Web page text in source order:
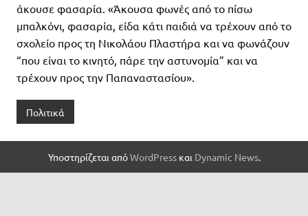
άκουσε φασαρία. «Άκουσα φωνές από το πίσω
μπαλκόνι, φασαρία, είδα κάτι παιδιά να τρέχουν από το
σχολείο προς τη Νικολάου Πλαστήρα και να φωνάζουν
“που είναι το κινητό, πάρε την αστυνομία” και να
τρέχουν προς την Παπαναστασίου».
Πολιτικά
Υποστηρίζεται απόWordPressκαι Dynamic News.